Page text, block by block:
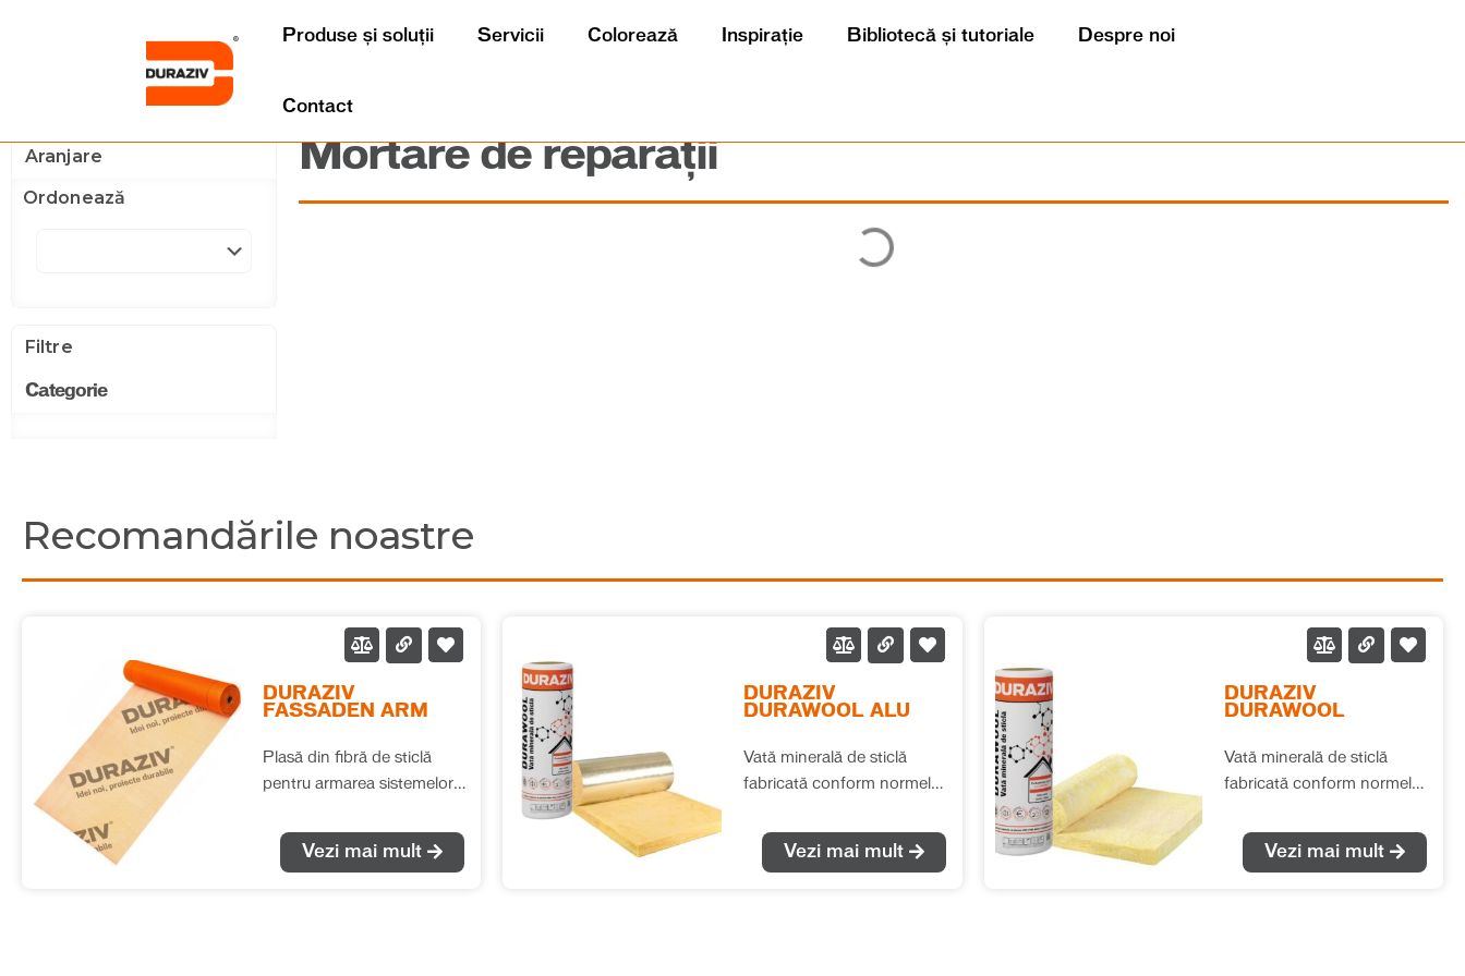
Produse și soluții Servicii Colorează Inspirație Bibliotecă și tutoriale Despre noi
Contact
Aranjare
Ordonează
Filtre
Categorie
Mortare de reparații
Recomandările noastre
DURAZIV
FASSADEN ARM
Plasă din fibră de sticlă
pentru armarea sistemelor
termică realizate cu vată
minerală bazaltică.
Vezi mai mult
DURAZIV
DURAWOOL ALU
Vată minerală de sticlă
fabricată conform normelor
performanțe termice și
fonice deosebite. Se
Vezi mai mult
DURAZIV
DURAWOOL
Vată minerală de sticlă
fabricată conform normelor
performanțe termice și
fonice deosebite. Se
Vezi mai mult